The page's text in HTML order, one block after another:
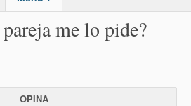
me lo pide?
OPINA